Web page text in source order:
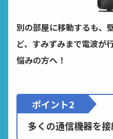
別の部屋に移動するも、
ど、 すみずみまで電波が
悩みの方へ！
ポイント2
多くの通信機器を接